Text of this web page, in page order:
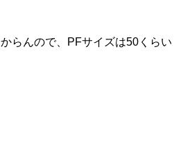
らんので、PFサイズは50くらい